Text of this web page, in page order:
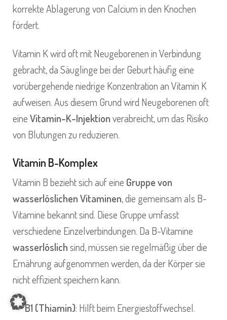
korrekte Ablagerung von Calcium in den Knochen
fördert.
Vitamin K wird oft mit Neugeborenen in Verbindung
gebracht, da Säuglinge bei der Geburt häufig eine
vorübergehende niedrige Konzentration an Vitamin K
aufweisen. Aus diesem Grund wird Neugeborenen oft
eineVitamin-K-Injektionverabreicht, um das Risiko
von Blutungen zu reduzieren.
Vitamin B-Komplex
Vitamin B bezieht sich auf eine Gruppe von
wasserlöslichen Vitaminen, die gemeinsam als B-
Vitamine bekannt sind. Diese Gruppe umfasst
verschiedene Einzelverbindungen. Da B-Vitamine
wasserlöslichsind, müssen sie regelmäßig über die
Ernährung aufgenommen werden, da der Körper sie
nicht effizient speichern kann.
B1 (Thiamin): Hilft beim Energiestoffwechsel.
0 items - 0,00